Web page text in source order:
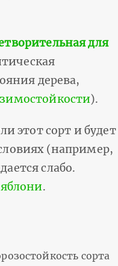
для
дерева,
).
этот сорт и будет
(например,
слабо.
.
сорта